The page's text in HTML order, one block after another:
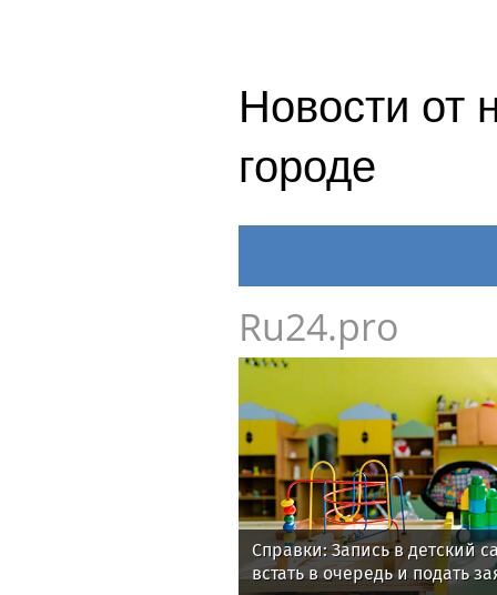
Новости от
городе
Ru24.pro
Справки: Запись в детский
встать в очередь и подать